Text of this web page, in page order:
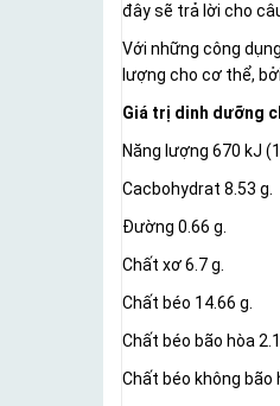
đây sẽ trả lời cho
Với những công
lượng cho cơ thể,
Giá trị dinh dưỡng
Năng lượng 670 kJ
Cacbohydrat 8.53 g.
Đường 0.66 g.
Chất xơ 6.7 g.
Chất béo 14.66 g.
Chất béo bão hòa
Chất béo không bão